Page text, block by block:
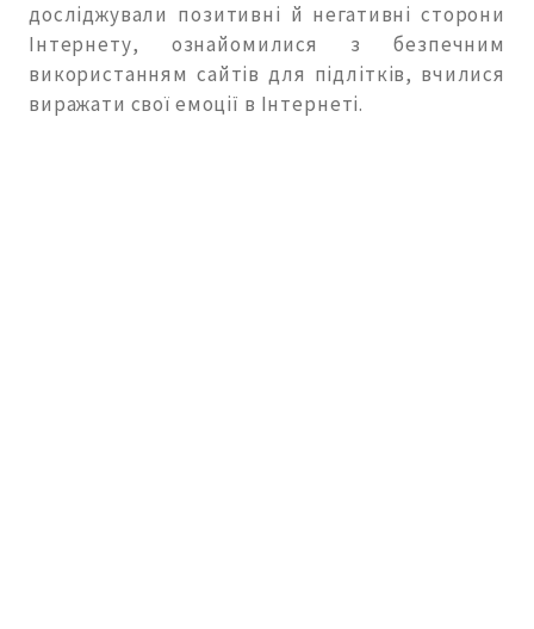
досліджували позитивні й негативні сторони
Інтернету, ознайомилися з безпечним
використанням сайтів для підлітків, вчилися
виражати свої емоції в Інтернеті.